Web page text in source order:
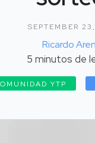
SEPTEMBER
Ricardo
5 minutos de
YTP